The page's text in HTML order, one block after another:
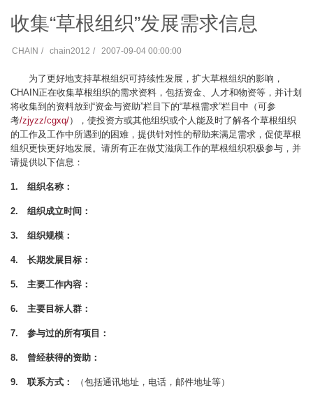
收集“草根组织”发展需求信息
CHAIN chain2012 2007-09-04 00:00:00
为了更好地支持草根组织可持续性发展，扩大草根组织的影响，
CHAIN正在收集草根组织的需求资料，包括资金、人才和物资等，并计划
将收集到的资料放到“资金与资助”栏目下的“草根需求”栏目中（可参
考/zjyzz/cgxq/），使投资方或其他组织或个人能及时了解各个草根组织
的工作及工作中所遇到的困难，提供针对性的帮助来满足需求，促使草根
组织更快更好地发展。请所有正在做艾滋病工作的草根组织积极参与，并
请提供以下信息：
1. 组织名称：
2. 组织成立时间：
3. 组织规模：
4. 长期发展目标：
5. 主要工作内容：
6. 主要目标人群：
7. 参与过的所有项目：
8. 曾经获得的资助：
9. 联系方式： （包括通讯地址，电话，邮件地址等）